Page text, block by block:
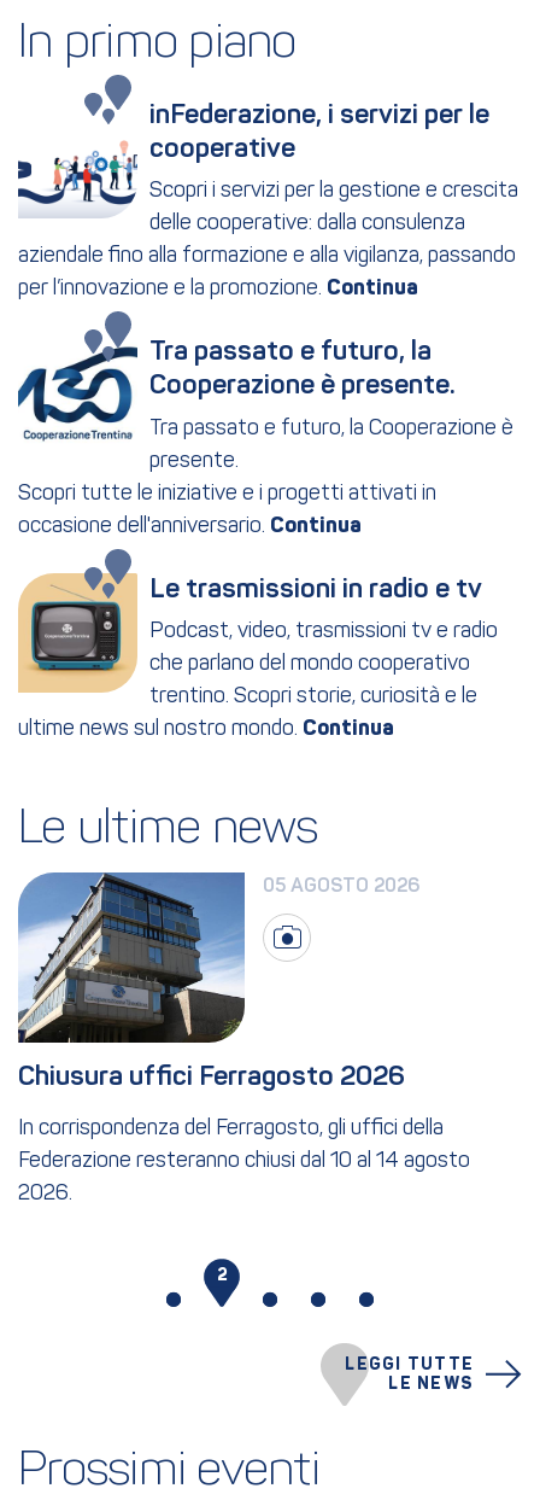
In primo piano
inFederazione, i servizi per le
cooperative
Scopri i servizi per la gestione e crescita
delle cooperative: dalla consulenza
aziendale fino alla formazione e alla vigilanza, passando
per l’innovazione e la promozione.
Tra passato e futuro, la
Cooperazione è presente.
Tra passato e futuro, la Cooperazione è
presente.
Scopri tutte le iniziative e i progetti attivati in
occasione dell'anniversario.
Le trasmissioni in radio e tv
Podcast, video, trasmissioni tv e radio
che parlano del mondo cooperativo
trentino. Scopri storie, curiosità e le
ultime news sul nostro mondo.
Le ultime news
LEGGI TUTTE
LE NEWS
05 AGOSTO 2026
Chiusura uffici Ferragosto 2026
In corrispondenza del Ferragosto, gli uffici della
Federazione resteranno chiusi dal 10 al 14 agosto
2026.
2
Prossimi eventi